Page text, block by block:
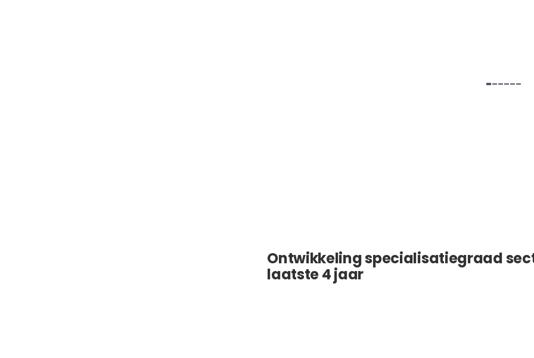
Ontwikkeling specialisatiegraad
laatste 4 jaar